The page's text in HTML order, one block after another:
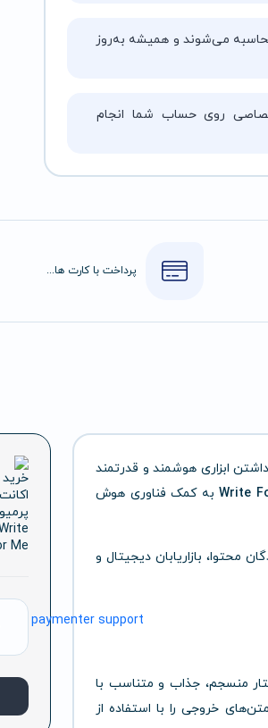
می‌شوند و همیشه به‌روز
روی حساب شما انجام
پرداخت با کارت های عضو شتاب
ابزاری هوشمند و قدرتمند
Write به کمک فناوری هوش
محتوا، بازاریابان دیجیتال و
منسجم، جذاب و متناسب با
خروجی را با استفاده از